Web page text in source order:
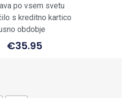
po vsem svetu
s kreditno kartico
obdobje
€35.95